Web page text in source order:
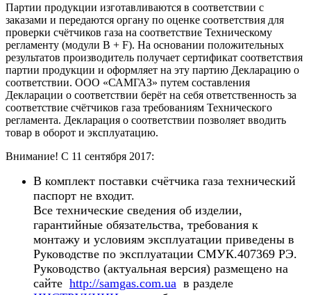
Партии продукции изготавливаются в соответствии с
заказами и передаются органу по оценке соответствия для
проверки счётчиков газа на соответствие Техническому
регламенту (модули B + F). На основании положительных
результатов производитель получает сертификат соответствия
партии продукции и оформляет на эту партию Декларацию о
соответствии. ООО «САМГАЗ» путем составления
Декларации о соответствии берёт на себя ответственность за
соответствие счётчиков газа требованиям Технического
регламента. Декларация о соответствии позволяет вводить
товар в оборот и эксплуатацию.
Внимание! С 11 сентября 2017:
В комплект поставки счётчика газа технический
паспорт не входит.
Все технические сведения об изделии,
гарантийные обязательства, требования к
монтажу и условиям эксплуатации приведены в
Руководстве по эксплуатации СМУК.407369 РЭ.
Руководство (актуальная версия) размещено на
сайте http://samgas.com.ua в разделе